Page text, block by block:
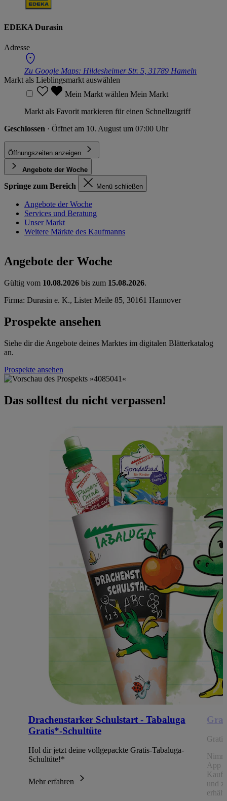
EDEKA Durasin
Adresse
Zu Google Maps: Hildesheimer Str. 5, 31789 Hameln
Markt als Lieblingsmarkt auswählen
Mein Markt wählen Mein Markt
Markt als Favorit markieren für einen Schnellzugriff
Geschlossen · Öffnet am 10. August um 07:00 Uhr
Öffnungszeiten anzeigen
Angebote der Woche
Springe zum Bereich Menü schließen
Angebote der Woche
Services und Beratung
Unser Markt
Weitere Märkte des Kaufmanns
Angebote der Woche
Gültig vom 10.08.2026 bis zum 15.08.2026.
Firma: Durasin e. K., Lister Meile 85, 30161 Hannover
Prospekte ansehen
Siehe dir die Angebote deines Marktes im digitalen Blätterkatalog
an.
Prospekte ansehen
Das solltest du nicht verpassen!
Drachenstarker Schulstart - Tabaluga
Gratis*-Schultüte
Hol dir jetzt deine vollgepackte Gratis-Tabaluga-
Schultüte!*
Mehr erfahren
App
und